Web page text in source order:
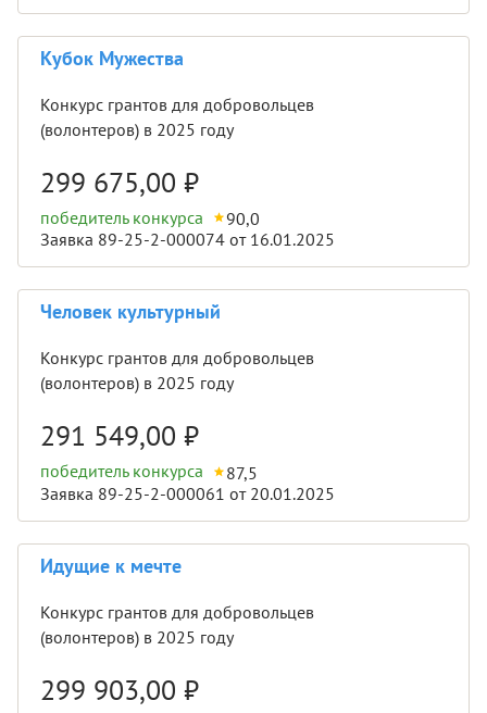
Кубок Мужества
Конкурс грантов для добровольцев
(волонтеров) в 2025 году
299 675,00 ₽
победитель конкурса
90,0
Заявка 89-25-2-000074 от 16.01.2025
Человек культурный
Конкурс грантов для добровольцев
(волонтеров) в 2025 году
291 549,00 ₽
победитель конкурса
87,5
Заявка 89-25-2-000061 от 20.01.2025
Идущие к мечте
Конкурс грантов для добровольцев
(волонтеров) в 2025 году
299 903,00 ₽